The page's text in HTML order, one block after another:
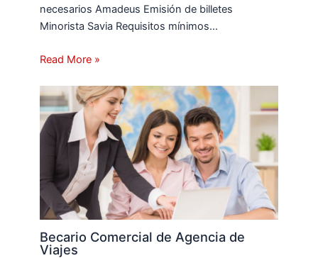
necesarios Amadeus Emisión de billetes
Minorista Savia Requisitos mínimos…
Read More »
Becario Comercial de Agencia de
Viajes